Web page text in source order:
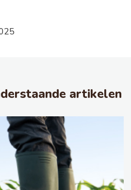
artikelen